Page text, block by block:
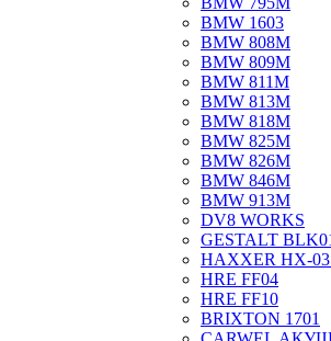
BMW 1603
BMW 808M
BMW 809M
BMW 811M
BMW 813M
BMW 818M
BMW 825M
BMW 826M
BMW 846M
BMW 913M
DV8 WORKS
GESTALT
HAXXER HX-
HRE FF04
HRE FF10
BRIXTON 1701